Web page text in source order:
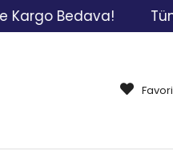
Bedava! Tüm